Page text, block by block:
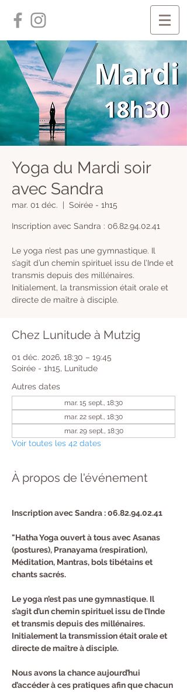
Yoga du Mardi soir
avec Sandra
mar. 01 déc. Soirée - 1h15
Inscription avec Sandra : 06.82.94.02.41
Le yoga n’est pas une gymnastique. Il
s’agit d’un chemin spirituel issu de l’Inde et
transmis depuis des millénaires.
Initialement, la transmission était orale et
directe de maître à disciple.
Chez Lunitude à Mutzig
01 déc. 2026, 18:30 – 19:45
Soirée - 1h15, Lunitude
Autres dates
mar. 15 sept., 18:30
mar. 22 sept., 18:30
mar. 29 sept., 18:30
Voir toutes les 42 dates
À propos de l'événement
Inscription avec Sandra : 06.82.94.02.41
"Hatha Yoga ouvert à tous avec Asanas
(postures), Pranayama (respiration),
Méditation, Mantras, bols tibétains et
chants sacrés.
Le yoga n’est pas une gymnastique. Il
s’agit d’un chemin spirituel issu de l’Inde
et transmis depuis des millénaires.
Initialement la transmission était orale et
directe de maître à disciple.
Nous avons la chance aujourd’hui
d’accéder à ces pratiques afin que chacun